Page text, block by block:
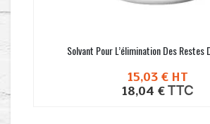
Solvant Pour L’élimination Des Restes
15,03 € HT
18,04 €TTC